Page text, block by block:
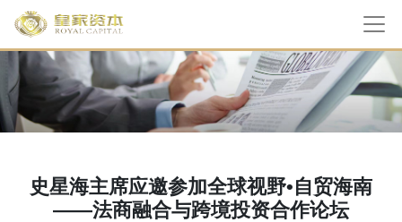
史星海主席应邀参加全球视野•自贸海南
——法商融合与跨境投资合作论坛